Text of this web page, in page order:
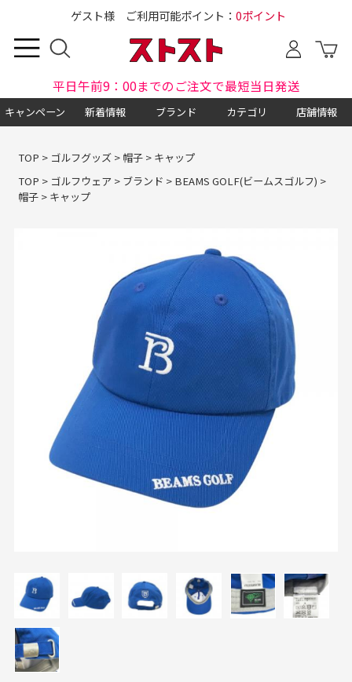
ゲスト様 ご利用可能ポイント： 0ポイント
平日午前9：00までのご注文で最短当日発送
キャンペーン 新着情報 ブランド カテゴリ 店舗情報
TOP > ゴルフグッズ> 帽子> キャップ
TOP > ゴルフウェア > ブランド > BEAMS GOLF(ビームスゴルフ) >
帽子> キャップ